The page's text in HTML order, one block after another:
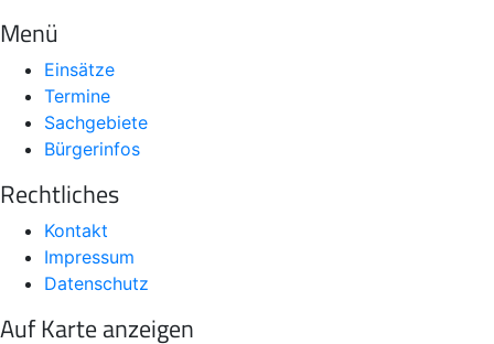
Menü
Einsätze
Termine
Sachgebiete
Bürgerinfos
Rechtliches
Kontakt
Impressum
Datenschutz
Auf Karte anzeigen